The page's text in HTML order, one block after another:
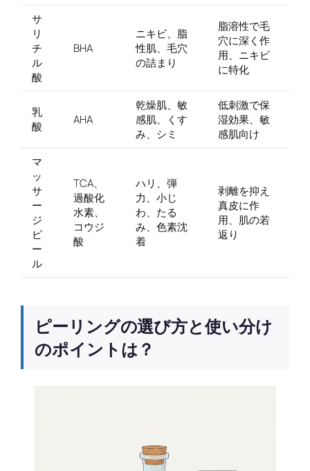
サ
リ
チ
ル
酸
BHA
ニキビ、脂
性肌、毛穴
の詰まり
脂溶性で毛
穴に深く作
用、ニキビ
に特化
乳
酸
AHA
乾燥肌、敏
感肌、くす
み、シミ
低刺激で保
湿効果、敏
感肌向け
マ
ッ
サ
ー
ジ
ピ
ー
ル
TCA、
過酸化
水素、
コウジ
酸
ハリ、弾
力、小じ
わ、たる
み、色素沈
着
剥離を抑え
真皮に作
用、肌の若
返り
ピーリングの選び方と使い分け
のポイントは？